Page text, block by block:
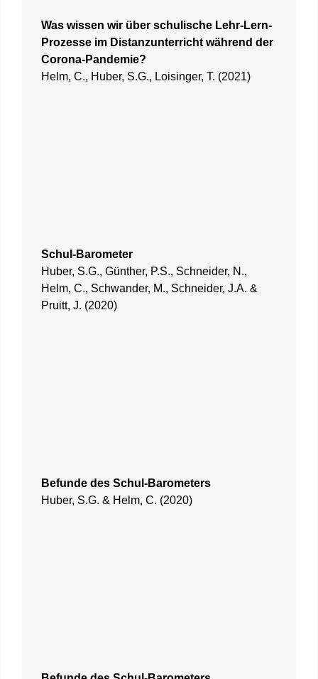
Was wissen wir über schulische Lehr-Lern-
Prozesse im Distanzunterricht während der
Corona-Pandemie?
Helm, C., Huber, S.G., Loisinger, T. (2021)
Schul-Barometer
Huber, S.G., Günther, P.S., Schneider, N.,
Helm, C., Schwander, M., Schneider, J.A. &
Pruitt, J. (2020)
Befunde des Schul-Barometers
Huber, S.G. & Helm, C. (2020)